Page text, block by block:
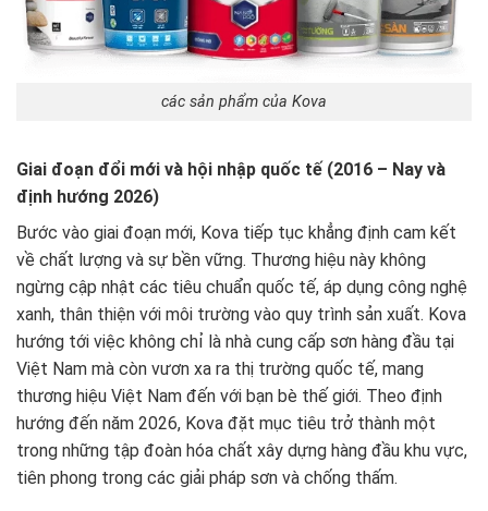
các sản phẩm của Kova
Giai đoạn đổi mới và hội nhập quốc tế (2016 – Nay và
định hướng 2026)
Bước vào giai đoạn mới, Kova tiếp tục khẳng định cam kết
về chất lượng và sự bền vững. Thương hiệu này không
ngừng cập nhật các tiêu chuẩn quốc tế, áp dụng công nghệ
xanh, thân thiện với môi trường vào quy trình sản xuất. Kova
hướng tới việc không chỉ là nhà cung cấp sơn hàng đầu tại
Việt Nam mà còn vươn xa ra thị trường quốc tế, mang
thương hiệu Việt Nam đến với bạn bè thế giới. Theo định
hướng đến năm 2026, Kova đặt mục tiêu trở thành một
trong những tập đoàn hóa chất xây dựng hàng đầu khu vực,
tiên phong trong các giải pháp sơn và chống thấm.